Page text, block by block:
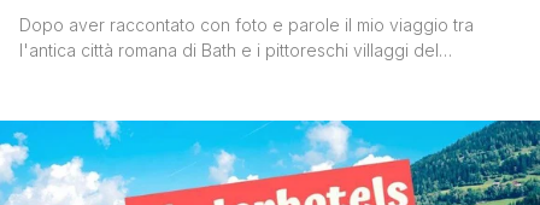
Dopo aver raccontato con foto e parole il mio viaggio tra
l'antica città romana di Bath e i pittoreschi villaggi del
con un video. Ho cercato di concentrare tutto in meno di 3
minuti mostrandoti [']